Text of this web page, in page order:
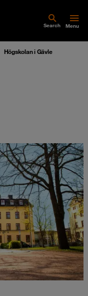
Search Menu
Högskolan i Gävle